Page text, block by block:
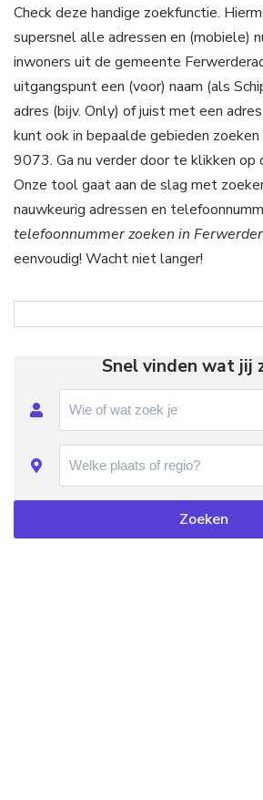
Check deze handige zoekfunctie.
supersnel alle adressen en (mobiele)
inwoners uit de gemeente
uitgangspunt een (voor) naam (als
adres (bijv. Only) of juist met een
kunt ook in bepaalde gebieden
9073. Ga nu verder door te klikken op
Onze tool gaat aan de slag met
nauwkeurig adressen en
telefoonnummer zoeken in
eenvoudig! Wacht niet langer!
Snel vinden wat jij